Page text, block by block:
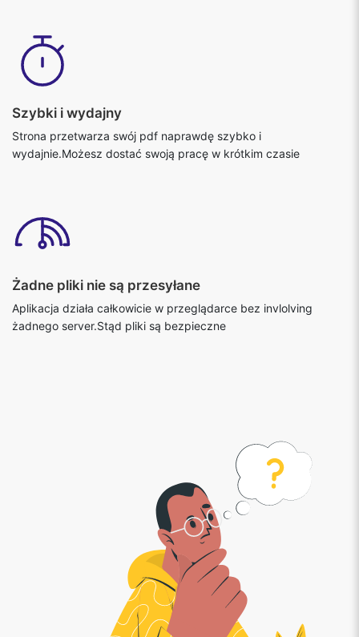
Szybki i wydajny
wydajnie.Możesz dostać swoją pracę w krótkim czasie
Żadne pliki nie są przesyłane
żadnego server.Stąd pliki są bezpieczne